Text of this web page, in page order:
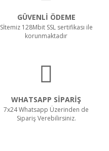
GÜVENLİ ÖDEME
Sİtemiz 128Mbit SSL sertifikası ile
korunmaktadır
WHATSAPP SİPARİŞ
7x24 Whatsapp Üzerinden de
Sipariş Verebilirsiniz.